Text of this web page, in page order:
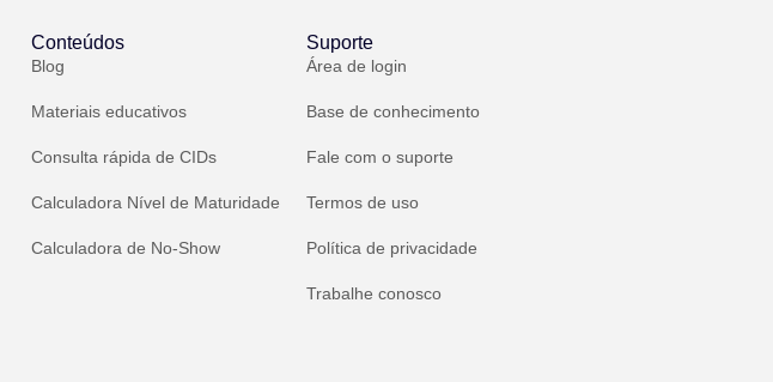
Conteúdos
Blog
Materiais educativos
Consulta rápida de CIDs
Calculadora Nível de Maturidade
Calculadora de No-Show
Suporte
Área de login
Base de conhecimento
Fale com o suporte
Termos de uso
Política de privacidade
Trabalhe conosco